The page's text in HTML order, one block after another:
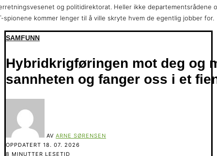
og politidirektorat. Heller ikke departementsrådene
spionene kommer lenger til å ville skryte hvem de egentlig jobber for.
SAMFUNN
Hybridkrigføringen mot deg og
sannheten og fanger oss i et
AV ARNE SØRENSEN
OPPDATERT 18. 07. 2026
8 MINUTTER LESETID